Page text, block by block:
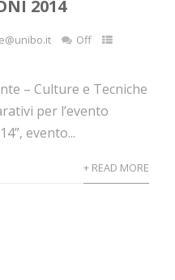
2014
Off
– Culture e Tecniche
per l’evento
evento...
+ READ MORE